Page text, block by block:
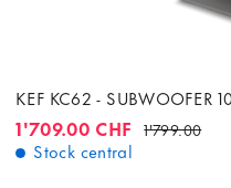
KEF KC62 - SUBWOOFER
1'709.00 CHF 1'799.00
Stock central